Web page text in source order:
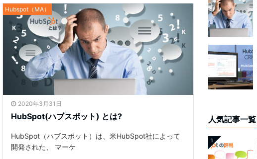
Hubspot（MA）
2020年3月31日
HubSpot(ハブスポット) とは?
HubSpot（ハブスポット）は、米HubSpot社によって
開発された、 マーケ
人気記事一覧
1